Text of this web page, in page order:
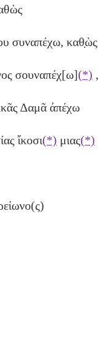
συναπέχω, καθ̣ὼς
σουναπέχ[ω](*) ,
Δαμᾶ ἀπέχω
ἴκοσι(*) μιας(*)